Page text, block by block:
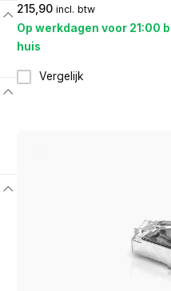
215,90 incl. btw
Op werkdagen voor 21:00
huis
Vergelijk